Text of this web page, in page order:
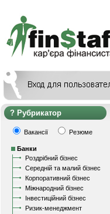
Рубрикатор
Вакансії Резюме
Банки
Роздрібний бізнес
Середній та малий бізнес
Корпоративний бізнес
Міжнародний бізнес
Інвестиційний бізнес
Ризик-менеджмент